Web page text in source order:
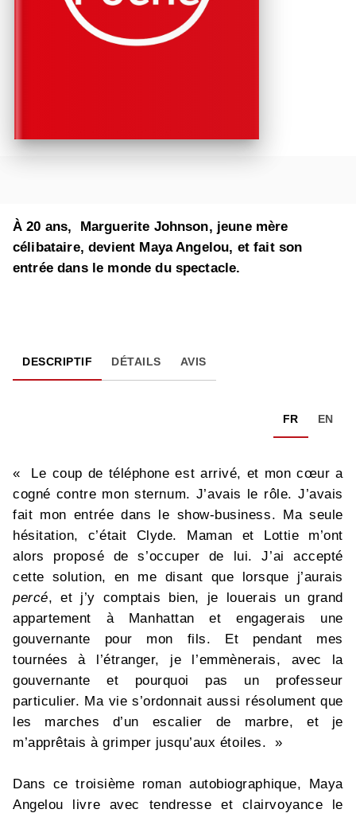
À 20 ans, Marguerite Johnson, jeune mère
célibataire, devient Maya Angelou, et fait son
entrée dans le monde du spectacle.
DESCRIPTIF DÉTAILS AVIS
FR EN
« Le coup de téléphone est arrivé, et mon cœur a
cogné contre mon sternum. J’avais le rôle. J’avais
fait mon entrée dans le show-business. Ma seule
hésitation, c’était Clyde. Maman et Lottie m’ont
alors proposé de s’occuper de lui. J’ai accepté
cette solution, en me disant que lorsque j’aurais
percé, et j’y comptais bien, je louerais un grand
appartement à Manhattan et engagerais une
gouvernante pour mon fils. Et pendant mes
tournées à l’étranger, je l’emmènerais, avec la
gouvernante et pourquoi pas un professeur
particulier. Ma vie s’ordonnait aussi résolument que
les marches d’un escalier de marbre, et je
m’apprêtais à grimper jusqu’aux étoiles. »
Dans ce troisième roman autobiographique, Maya
Angelou livre avec tendresse et clairvoyance le